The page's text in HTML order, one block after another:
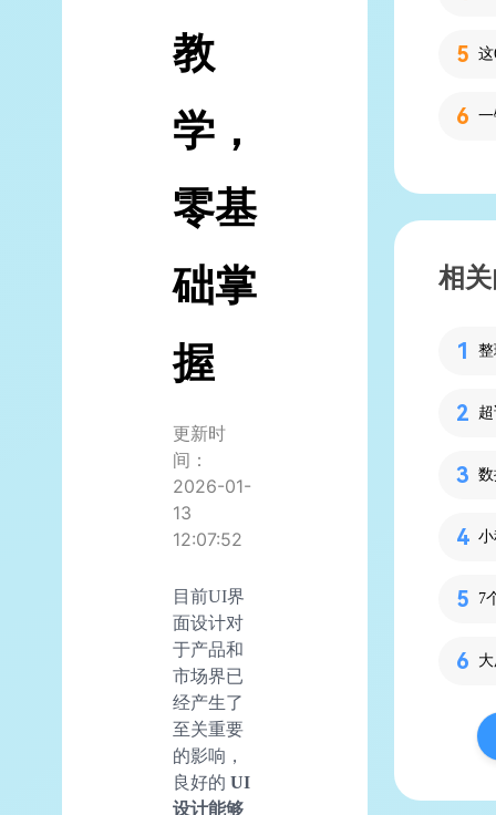
教
学，
零基
础掌
握
更新时
间：
2026-01-
13
12:07:52
目前UI界
面设计对
于产品和
市场界已
经产生了
至关重要
的影响，
良好的 UI
设计能够
相
7